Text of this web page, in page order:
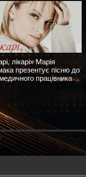
лікарі» Марія
презентує пісню до
працівника